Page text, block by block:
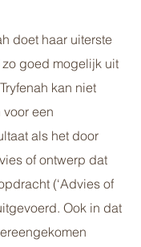
doet haar uiterste
goed mogelijk uit
kan niet
een
als het door
of ontwerp dat
(‘Advies of
Ook in dat